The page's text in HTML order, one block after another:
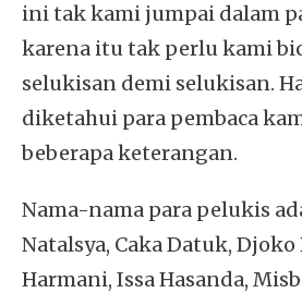
ini tak kami jumpai dalam
karena itu tak perlu kami
selukisan demi selukisan.
diketahui para pembaca
beberapa keterangan.
Nama-nama para pelukis
Natalsya, Caka Datuk,
Harmani, Issa Hasanda,